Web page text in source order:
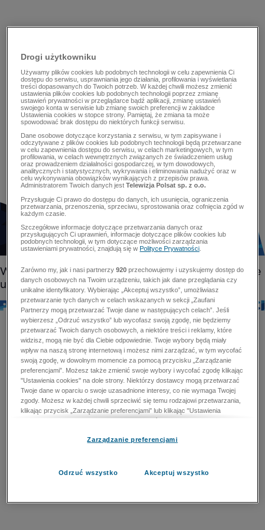
Drogi użytkowniku
Używamy plików cookies lub podobnych technologii w celu zapewnienia Ci
dostępu do serwisu, usprawniania jego działania, profilowania i wyświetlania
treści dopasowanych do Twoich potrzeb. W każdej chwili możesz zmienić
ustawienia plików cookies lub podobnych technologii poprzez zmianę
ustawień prywatności w przeglądarce bądź aplikacji, zmianę ustawień
swojego konta w serwisie lub zmianę swoich preferencji w zakładce
Ustawienia cookies w stopce strony. Pamiętaj, że zmiana ta może
spowodować brak dostępu do niektórych funkcji serwisu.
Dane osobowe dotyczące korzystania z serwisu, w tym zapisywane i
odczytywane z plików cookies lub podobnych technologii będą przetwarzane
w celu zapewnienia dostępu do serwisu, w celach marketingowych, w tym
profilowania, w celach wewnętrznych związanych ze świadczeniem usług
oraz prowadzeniem działalności gospodarczej, w tym dowodowych,
analitycznych i statystycznych, wykrywania i eliminowania nadużyć oraz w
celu wykonywania obowiązków wynikających z przepisów prawa.
Administratorem Twoich danych jestTelewizja Polsat sp. z o.o.
Przysługuje Ci prawo do dostępu do danych, ich usunięcia, ograniczenia
przetwarzania, przenoszenia, sprzeciwu, sprostowania oraz cofnięcia zgód w
każdym czasie.
Szczegółowe informacje dotyczące przetwarzania danych oraz
przysługujących Ci uprawnień, informacje dotyczące plików cookies lub
podobnych technologii, w tym dotyczące możliwości zarządzania
ustawieniami prywatności, znajdują się wPolityce Prywatności
Zarówno my, jak i nasi partnerzy920 przechowujemy i uzyskujemy dostęp do
danych osobowych na Twoim urządzeniu, takich jak dane przeglądania czy
unikalne identyfikatory. Wybierając „Akceptuj wszystko”, umożliwiasz
przetwarzanie tych danych w celach wskazanych w sekcji „Zaufani
Partnerzy mogą przetwarzać Twoje dane w następujących celach”. Jeśli
wybierzesz „Odrzuć wszystko” lub wycofasz swoją zgodę, nie będziemy
przetwarzać Twoich danych osobowych, a niektóre treści i reklamy, które
widzisz, mogą nie być dla Ciebie odpowiednie. Twoje wybory będą miały
wpływ na naszą stronę internetową i możesz nimi zarządzać, w tym wycofać
swoją zgodę, w dowolnym momencie za pomocą przycisku „Zarządzanie
preferencjami”. Możesz także zmienić swoje wybory i wycofać zgodę klikając
"Ustawienia cookies" na dole strony. Niektórzy dostawcy mogą przetwarzać
Twoje dane w oparciu o swoje uzasadnione interesy, co nie wymaga Twojej
zgody. Możesz w każdej chwili sprzeciwić się temu rodzajowi przetwarzania,
klikając przycisk „Zarządzanie preferencjami” lub klikając "Ustawienia
cookies" na dole strony. Nie możesz sprzeciwić się przetwarzaniu przez
zapobiegania oszustwom i naprawiania błędów, a w tym celu mogą zostać
przetwarzaniu danych osobowych w celu dostarczania i prezentacji reklam i
Zarządzanie preferencjami
Odrzuć wszystko Akceptuj wszystko